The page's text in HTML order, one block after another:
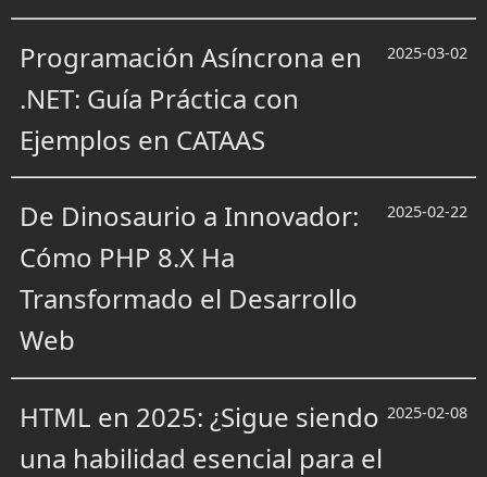
Programación Asíncrona en
.NET: Guía Práctica con
Ejemplos en CATAAS
2025-03-02
De Dinosaurio a Innovador:
Cómo PHP 8.X Ha
Transformado el Desarrollo
Web
2025-02-22
HTML en 2025: ¿Sigue siendo
una habilidad esencial para el
2025-02-08